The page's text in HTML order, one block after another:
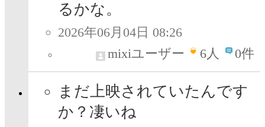
るかな。
2026年06月04日 08:26
mixiユーザー
6人 0件
まだ上映されていたんです
か？凄いね